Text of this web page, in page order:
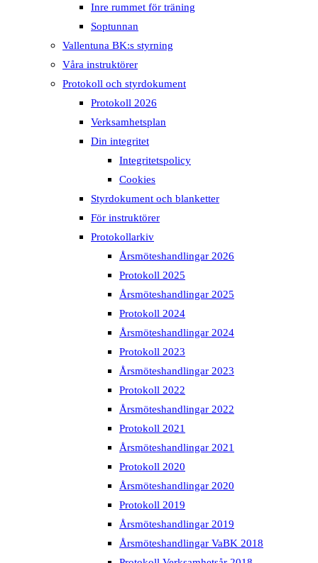
Inre rummet för träning
Soptunnan
Vallentuna BK:s styrning
Våra instruktörer
Protokoll och styrdokument
Protokoll 2026
Verksamhetsplan
Din integritet
Integritetspolicy
Cookies
Styrdokument och blanketter
För instruktörer
Protokollarkiv
Årsmöteshandlingar 2026
Protokoll 2025
Årsmöteshandlingar 2025
Protokoll 2024
Årsmöteshandlingar 2024
Protokoll 2023
Årsmöteshandlingar 2023
Protokoll 2022
Årsmöteshandlingar 2022
Protokoll 2021
Årsmöteshandlingar 2021
Protokoll 2020
Årsmöteshandlingar 2020
Protokoll 2019
Årsmöteshandlingar 2019
Årsmöteshandlingar VaBK 2018